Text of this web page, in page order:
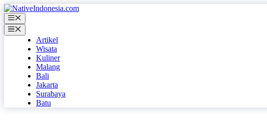
Langsung
ke
isi
Menu
Menu
Artikel
Wisata
Kuliner
Malang
Bali
Jakarta
Surabaya
Batu